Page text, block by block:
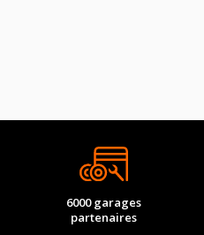
6000 garages
partenaires